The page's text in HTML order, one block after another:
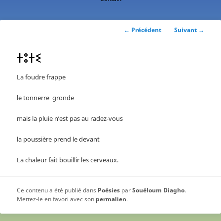
Navigation
← Précédent Suivant →
ⵜⵓⵜⵉ
La foudre frappe
le tonnerre gronde
mais la pluie n’est pas au radez-vous
la poussière prend le devant
La chaleur fait bouillir les cerveaux.
Ce contenu a été publié dans Poésies parSouéloum Diagho.
Mettez-le en favori avec son permalien.